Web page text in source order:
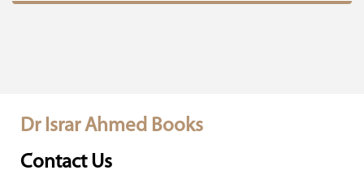
Dr Israr Ahmed Books
Contact Us